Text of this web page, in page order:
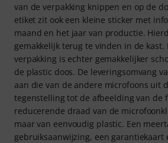
van de verpakking knippen en op de
etiket zit ook een kleine sticker met
maand en het jaar van productie.
gemakkelijk terug te vinden in de kast.
verpakking is echter gemakkelijker
de plastic doos. De leveringsomvang
aan die van de andere microfoons uit
tegenstelling tot de afbeelding van de
reducerende draad van de
maar van eenvoudig plastic. Een
gebruiksaanwijzing, een garantiekaart